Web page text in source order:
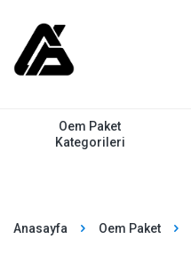
Oem Paket
Kategorileri
Anasayfa Oem Paket